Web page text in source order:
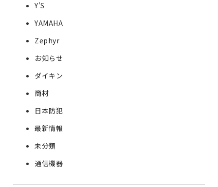
Y'S
YAMAHA
Zephyr
お知らせ
ダイキン
商材
日本防犯
最新情報
未分類
通信機器